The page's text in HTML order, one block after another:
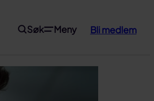
Søk Meny Bli medlem